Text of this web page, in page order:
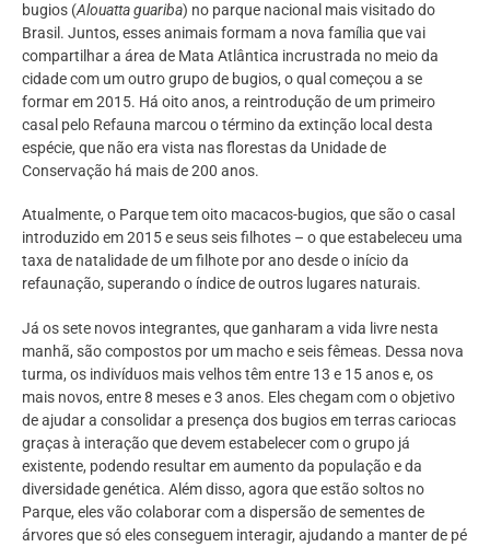
bugios (Alouatta guariba) no parque nacional mais visitado do
Brasil. Juntos, esses animais formam a nova família que vai
compartilhar a área de Mata Atlântica incrustrada no meio da
cidade com um outro grupo de bugios, o qual começou a se
formar em 2015. Há oito anos, a reintrodução de um primeiro
casal pelo Refauna marcou o término da extinção local desta
espécie, que não era vista nas florestas da Unidade de
Conservação há mais de 200 anos.
Atualmente, o Parque tem oito macacos-bugios, que são o casal
introduzido em 2015 e seus seis filhotes – o que estabeleceu uma
taxa de natalidade de um filhote por ano desde o início da
refaunação, superando o índice de outros lugares naturais.
Já os sete novos integrantes, que ganharam a vida livre nesta
manhã, são compostos por um macho e seis fêmeas. Dessa nova
turma, os indivíduos mais velhos têm entre 13 e 15 anos e, os
mais novos, entre 8 meses e 3 anos. Eles chegam com o objetivo
de ajudar a consolidar a presença dos bugios em terras cariocas
graças à interação que devem estabelecer com o grupo já
existente, podendo resultar em aumento da população e da
diversidade genética. Além disso, agora que estão soltos no
Parque, eles vão colaborar com a dispersão de sementes de
árvores que só eles conseguem interagir, ajudando a manter de pé